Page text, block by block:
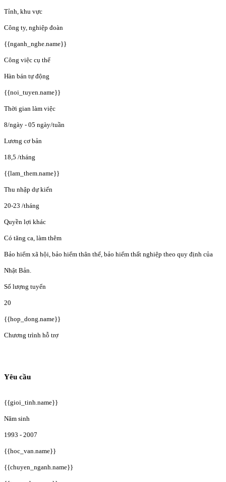
Tỉnh, khu vực
Công ty, nghiệp đoàn
{{nganh_nghe.name}}
Công việc cụ thể
Hàn bán tự động
{{noi_tuyen.name}}
Thời gian làm việc
8/ngày - 05 ngày/tuần
Lương cơ bản
18,5 /tháng
{{lam_them.name}}
Thu nhập dự kiến
20-23 /tháng
Quyền lợi khác
Có tăng ca, làm thêm
Bảo hiểm xã hội, bảo hiểm thân thể, bảo hiểm thất nghiệp theo quy định của
Nhật Bản.
Số lượng tuyển
20
{{hop_dong.name}}
Chương trình hỗ trợ
Yêu cầu
{{gioi_tinh.name}}
Năm sinh
1993 - 2007
{{hoc_van.name}}
{{chuyen_nganh.name}}